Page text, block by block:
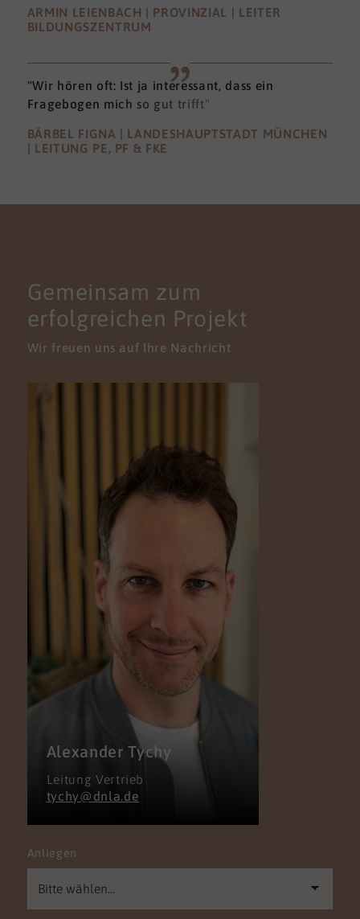
ARMIN LEIENBACH | PROVINZIAL | LEITER
BILDUNGSZENTRUM
"Wir hören oft: Ist ja interessant, dass ein
Fragebogen mich so gut trifft"
BÄRBEL FIGNA | LANDESHAUPTSTADT MÜNCHEN
| LEITUNG PE, PF & FKE
Gemeinsam zum
erfolgreichen Projekt
Wir freuen uns auf Ihre Nachricht
Alexander Tychy
Leitung Vertrieb
tychy@dnla.de
Anliegen